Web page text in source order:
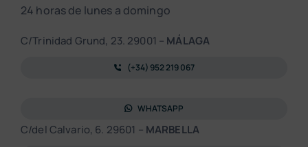
24 horas de lunes a domingo
C/Trinidad Grund, 23. 29001 – MÁLAGA
(+34) 952 219 067
WHATSAPP
C/del Calvario, 6. 29601 – MARBELLA